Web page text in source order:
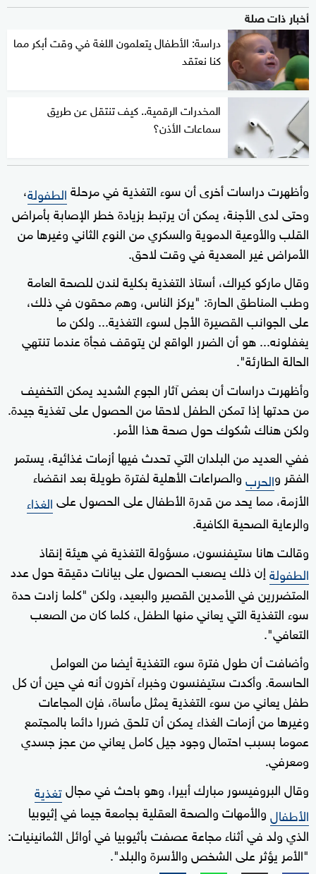
أخبار ذات صلة
دراسة: الأطفال يتعلمون اللغة في وقت أبكر مما
كنا نعتقد
المخدرات الرقمية.. كيف تنتقل عن طريق
سماعات الأذن؟
وأظهرت دراسات أخرى أن سوء التغذية في مرحلةالطفولة،
وحتى لدى الأجنة، يمكن أن يرتبط بزيادة خطر الإصابة بأمراض
القلب والأوعية الدموية والسكري من النوع الثاني وغيرها من
الأمراض غير المعدية في وقت لاحق.
وقال ماركو كيراك، أستاذ التغذية بكلية لندن للصحة العامة
وطب المناطق الحارة: "يركز الناس، وهم محقون في ذلك،
على الجوانب القصيرة الأجل لسوء التغذية... ولكن ما
يغفلونه... هو أن الضرر الواقع لن يتوقف فجأة عندما تنتهي
الحالة الطارئة".
وأظهرت دراسات أن بعض آثار الجوع الشديد يمكن التخفيف
من حدتها إذا تمكن الطفل لاحقا من الحصول على تغذية جيدة.
ولكن هناك شكوك حول صحة هذا الأمر.
ففي العديد من البلدان التي تحدث فيها أزمات غذائية، يستمر
الفقر والحربوالصراعات الأهلية لفترة طويلة بعد انقضاء
الأزمة، مما يحد من قدرة الأطفال على الحصول علىالغذاء
والرعاية الصحية الكافية.
وقالت هانا ستيفنسون، مسؤولة التغذية في هيئة إنقاذ
الطفولةإن ذلك يصعب الحصول على بيانات دقيقة حول عدد
المتضررين في الأمدين القصير والبعيد، ولكن "كلما زادت حدة
سوء التغذية التي يعاني منها الطفل، كلما كان من الصعب
التعافي".
وأضافت أن طول فترة سوء التغذية أيضا من العوامل
الحاسمة. وأكدت ستيفنسون وخبراء آخرون أنه في حين أن كل
طفل يعاني من سوء التغذية يمثل مأساة، فإن المجاعات
وغيرها من أزمات الغذاء يمكن أن تلحق ضررا دائما بالمجتمع
عموما بسبب احتمال وجود جيل كامل يعاني من عجز جسدي
ومعرفي.
وقال البروفيسور مبارك أبيرا، وهو باحث في مجالتغذية
الأطفالوالأمهات والصحة العقلية بجامعة جيما في إثيوبيا
الذي ولد في أثناء مجاعة عصفت بأثيوبيا في أوائل الثمانينيات:
"الأمر يؤثر على الشخص والأسرة والبلد".